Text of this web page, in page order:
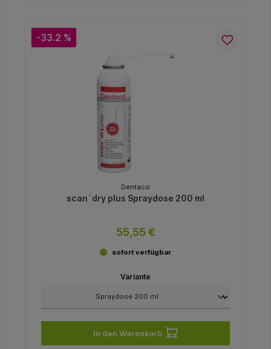
-33.2 %
Dentaco
scan`dry plus Spraydose 200 ml
55,55 €
sofort verfügbar
Variante
In den Warenkorb